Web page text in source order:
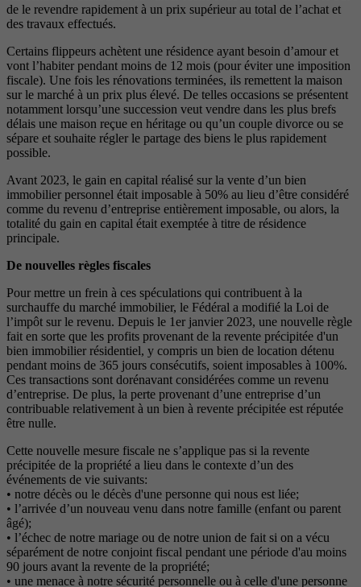
de le revendre rapidement à un prix supérieur au total de l’achat et
des travaux effectués.
Certains flippeurs achètent une résidence ayant besoin d’amour et
vont l’habiter pendant moins de 12 mois (pour éviter une imposition
fiscale). Une fois les rénovations terminées, ils remettent la maison
sur le marché à un prix plus élevé. De telles occasions se présentent
notamment lorsqu’une succession veut vendre dans les plus brefs
délais une maison reçue en héritage ou qu’un couple divorce ou se
sépare et souhaite régler le partage des biens le plus rapidement
possible.
Avant 2023, le gain en capital réalisé sur la vente d’un bien
immobilier personnel était imposable à 50% au lieu d’être considéré
comme du revenu d’entreprise entièrement imposable, ou alors, la
totalité du gain en capital était exemptée à titre de résidence
principale.
De nouvelles règles fiscales
Pour mettre un frein à ces spéculations qui contribuent à la
surchauffe du marché immobilier, le Fédéral a modifié la Loi de
l’impôt sur le revenu. Depuis le 1er janvier 2023, une nouvelle règle
fait en sorte que les profits provenant de la revente précipitée d'un
bien immobilier résidentiel, y compris un bien de location détenu
pendant moins de 365 jours consécutifs, soient imposables à 100%.
Ces transactions sont dorénavant considérées comme un revenu
d’entreprise. De plus, la perte provenant d’une entreprise d’un
contribuable relativement à un bien à revente précipitée est réputée
être nulle.
Cette nouvelle mesure fiscale ne s’applique pas si la revente
précipitée de la propriété a lieu dans le contexte d’un des
événements de vie suivants:
• notre décès ou le décès d'une personne qui nous est liée;
• l’arrivée d’un nouveau venu dans notre famille (enfant ou parent
âgé);
• l’échec de notre mariage ou de notre union de fait si on a vécu
séparément de notre conjoint fiscal pendant une période d'au moins
90 jours avant la revente de la propriété;
• une menace à notre sécurité personnelle ou à celle d'une personne